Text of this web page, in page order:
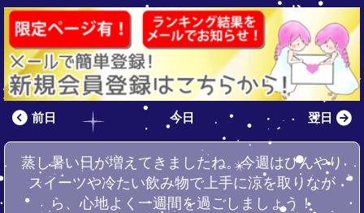
前日 今日 翌日
蒸し暑い日が増えてきましたね。今週はひんやり
スイーツや冷たい飲み物で上手に涼を取りなが
ら、心地よく一週間を過ごしましょう！